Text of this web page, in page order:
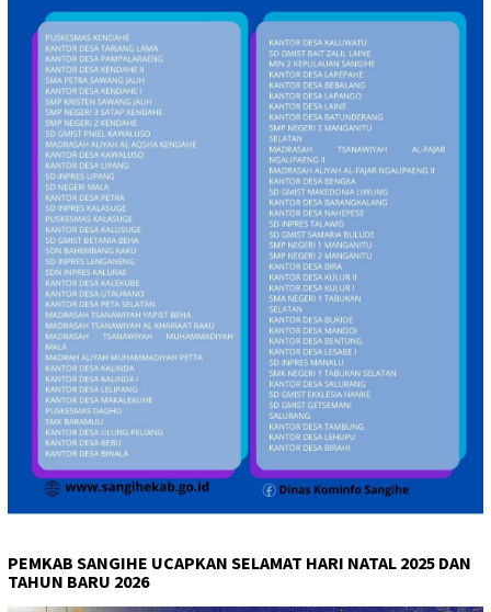
PEMKAB SANGIHE UCAPKAN SELAMAT HARI NATAL 2025 DAN
TAHUN BARU 2026